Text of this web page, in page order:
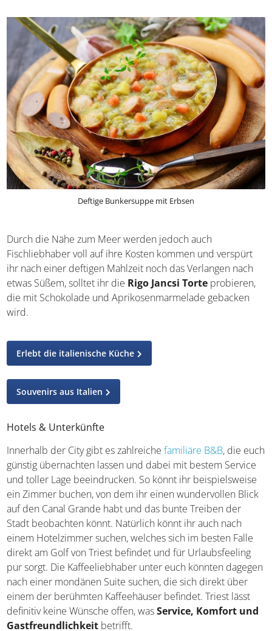
Eigenheit von Triest.
Durch die Nähe zum Meer werden jedoch auch
Fischliebhaber voll auf ihre Kosten kommen und verspürt
ihr nach einer deftigen Mahlzeit noch das Verlangen nach
etwas Süßem, solltet ihr die
wird.
Erlebt die italienische Küche
Hotels & Unterkünfte
Innerhalb der City gibt es zahlreichefamiliäre B&B, die
euch günstig übernachten lassen und dabei mit bestem
Service und toller Lage beeindrucken. So könnt ihr
beispielsweise ein Zimmer buchen, von dem ihr einen
wundervollen Blick auf den Canal Grande habt und das
bunte Treiben der Stadt beobachten könnt. Natürlich
könnt ihr auch nach einem Hotelzimmer suchen, welches
sich im besten Falle direkt am Golf von Triest befindet
und für Urlaubsfeeling pur sorgt. Die Kaffeeliebhaber
unter euch könnten dagegen nach einer mondänen Suite
suchen, die sich direkt über einem der berühmten